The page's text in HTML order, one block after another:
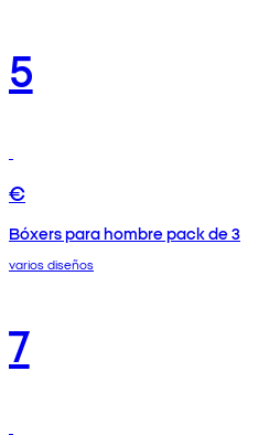
5
€
Bóxers para hombre pack de 3
varios diseños
7